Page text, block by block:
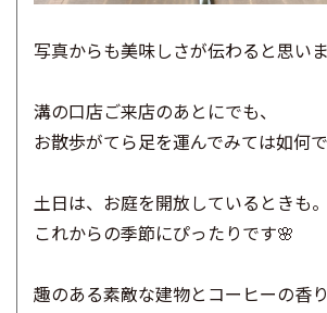
写真からも美味しさが伝わると思いま
溝の口店ご来店のあとにでも、
お散歩がてら足を運んでみては如何で
土日は、お庭を開放しているときも。
これからの季節にぴったりです🌸
趣のある素敵な建物とコーヒーの香り